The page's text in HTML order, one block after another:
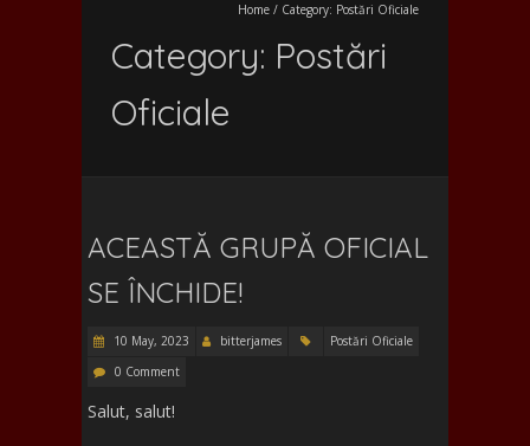
Home / Category: Postări Oficiale
Category: Postări
Oficiale
ACEASTĂ GRUPĂ OFICIAL
SE ÎNCHIDE!
10 May, 2023 bitterjames
Postări Oficiale
0 Comment
Salut, salut!